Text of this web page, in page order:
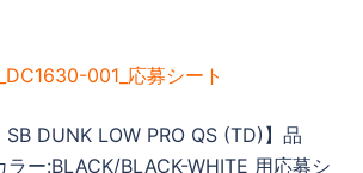
001_応募シート
DUNK LOW PRO QS (TD)】品
ー:BLACK/BLACK-WHITE 用応募シ